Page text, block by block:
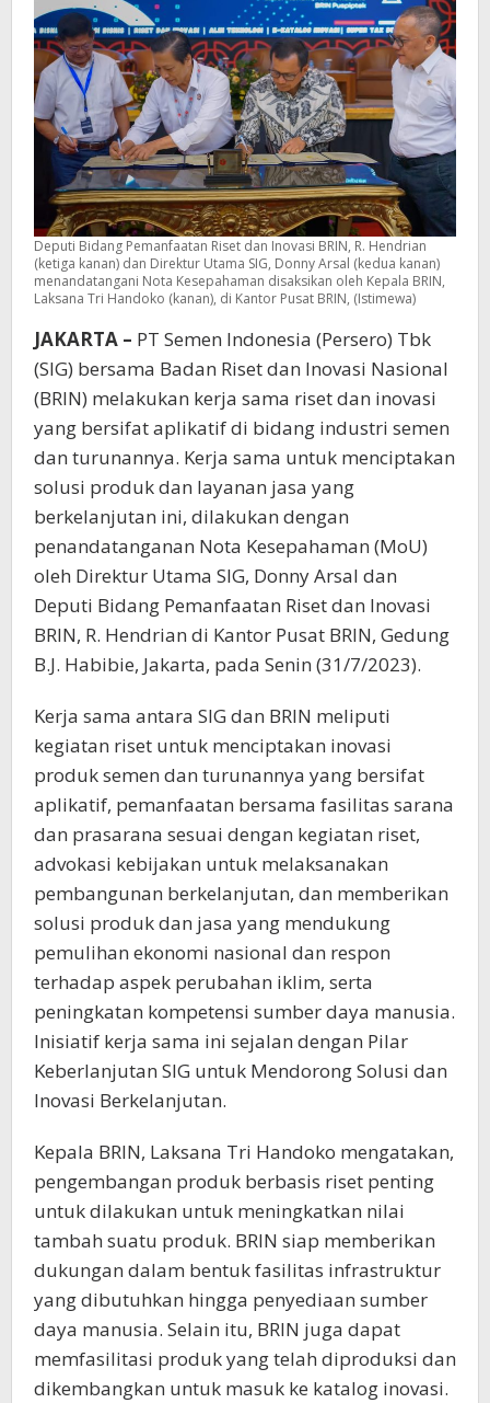
Deputi Bidang Pemanfaatan Riset dan Inovasi BRIN, R. Hendrian
(ketiga kanan) dan Direktur Utama SIG, Donny Arsal (kedua kanan)
menandatangani Nota Kesepahaman disaksikan oleh Kepala BRIN,
Laksana Tri Handoko (kanan), di Kantor Pusat BRIN, (Istimewa)
JAKARTA – PT Semen Indonesia (Persero) Tbk
(SIG) bersama Badan Riset dan Inovasi Nasional
(BRIN) melakukan kerja sama riset dan inovasi
yang bersifat aplikatif di bidang industri semen
dan turunannya. Kerja sama untuk menciptakan
solusi produk dan layanan jasa yang
berkelanjutan ini, dilakukan dengan
penandatanganan Nota Kesepahaman (MoU)
oleh Direktur Utama SIG, Donny Arsal dan
Deputi Bidang Pemanfaatan Riset dan Inovasi
BRIN, R. Hendrian di Kantor Pusat BRIN, Gedung
B.J. Habibie, Jakarta, pada Senin (31/7/2023).
Kerja sama antara SIG dan BRIN meliputi
kegiatan riset untuk menciptakan inovasi
produk semen dan turunannya yang bersifat
aplikatif, pemanfaatan bersama fasilitas sarana
dan prasarana sesuai dengan kegiatan riset,
advokasi kebijakan untuk melaksanakan
pembangunan berkelanjutan, dan memberikan
solusi produk dan jasa yang mendukung
pemulihan ekonomi nasional dan respon
terhadap aspek perubahan iklim, serta
peningkatan kompetensi sumber daya manusia.
Inisiatif kerja sama ini sejalan dengan Pilar
Keberlanjutan SIG untuk Mendorong Solusi dan
Inovasi Berkelanjutan.
Kepala BRIN, Laksana Tri Handoko mengatakan,
pengembangan produk berbasis riset penting
untuk dilakukan untuk meningkatkan nilai
tambah suatu produk. BRIN siap memberikan
dukungan dalam bentuk fasilitas infrastruktur
yang dibutuhkan hingga penyediaan sumber
daya manusia. Selain itu, BRIN juga dapat
memfasilitasi produk yang telah diproduksi dan
dikembangkan untuk masuk ke katalog inovasi.